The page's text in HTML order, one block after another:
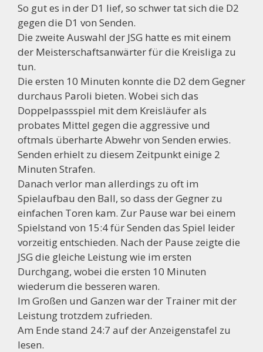
So gut es in der D1 lief, so schwer tat sich die D2
gegen die D1 von Senden.
Die zweite Auswahl der JSG hatte es mit einem
der Meisterschaftsanwärter für die Kreisliga zu
tun.
Die ersten 10 Minuten konnte die D2 dem Gegner
durchaus Paroli bieten. Wobei sich das
Doppelpassspiel mit dem Kreisläufer als
probates Mittel gegen die aggressive und
oftmals überharte Abwehr von Senden erwies.
Senden erhielt zu diesem Zeitpunkt einige 2
Minuten Strafen.
Danach verlor man allerdings zu oft im
Spielaufbau den Ball, so dass der Gegner zu
einfachen Toren kam. Zur Pause war bei einem
Spielstand von 15:4 für Senden das Spiel leider
vorzeitig entschieden. Nach der Pause zeigte die
JSG die gleiche Leistung wie im ersten
Durchgang, wobei die ersten 10 Minuten
wiederum die besseren waren.
Im Großen und Ganzen war der Trainer mit der
Leistung trotzdem zufrieden.
Am Ende stand 24:7 auf der Anzeigenstafel zu
lesen.